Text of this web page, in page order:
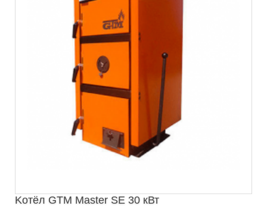
Kотёл GTM Master SE 30 кВт